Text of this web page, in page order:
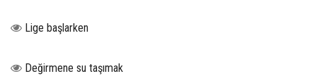
Lige başlarken
Değirmene su taşımak